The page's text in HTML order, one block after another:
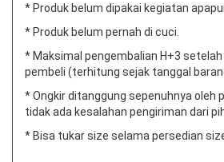
* Produk belum dipakai kegiatan
* Produk belum pernah di cuci.
* Maksimal pengembalian H+3
pembeli (terhitung sejak tanggal
* Ongkir ditanggung sepenuhnya oleh
tidak ada kesalahan pengiriman dari
* Bisa tukar size selama persedian